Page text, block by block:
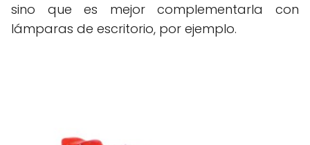
sino que es mejor complementarla con
lámparas de escritorio, por ejemplo.